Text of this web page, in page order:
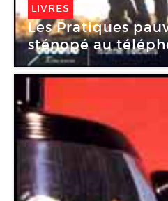
LIVRES
Les Pratiques
sténopé au